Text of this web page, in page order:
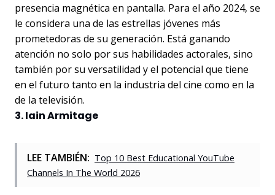
presencia magnética en pantalla. Para el año 2024, se
le considera una de las estrellas jóvenes más
prometedoras de su generación. Está ganando
atención no solo por sus habilidades actorales, sino
también por su versatilidad y el potencial que tiene
en el futuro tanto en la industria del cine como en la
de la televisión.
3. Iain Armitage
LEE TAMBIÉN: Top 10 Best Educational YouTube
Channels In The World 2026